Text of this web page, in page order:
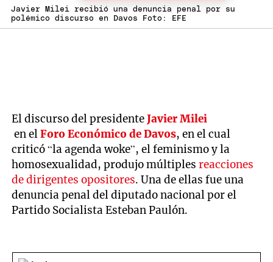
Javier Milei recibió una denuncia penal por su
polémico discurso en Davos Foto: EFE
El discurso del presidenteJavier Milei
en elForo Económico de Davos, en el cual
criticó “la agenda woke”, el feminismo y la
homosexualidad, produjo múltiplesreacciones
de dirigentes opositores. Una de ellas fue una
denuncia penal del diputado nacional por el
Partido Socialista Esteban Paulón.